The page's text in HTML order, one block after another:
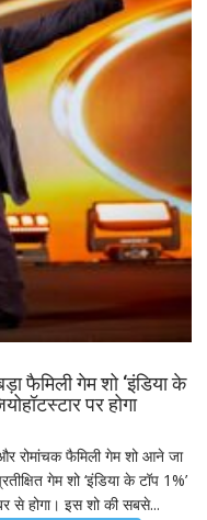
फैमिली गेम शो ‘इंडिया के
पर होगा
रोमांचक फैमिली गेम शो आने जा
गेम शो ‘इंडिया के टॉप 1%’
से होगा। इस शो की सबसे...